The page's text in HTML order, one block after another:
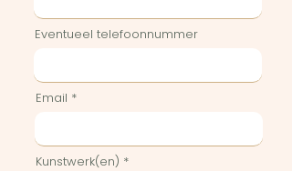
Eventueel telefoonnummer
Email
Kunstwerk(en)